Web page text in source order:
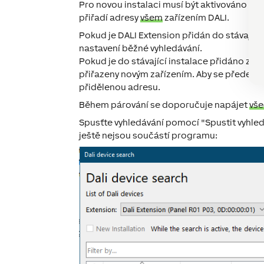
Pro novou instalaci musí být aktivováno
přiřadí adresyvšemzařízením DALI.
Pokud je DALI Extension přidán do stávající
nastavení běžné vyhledávání.
Pokud je do stávající instalace přidáno
přiřazeny novým zařízením. Aby se
přidělenou adresu.
Během párování se doporučuje napájet
Spusťte vyhledávání pomocí "Spustit
ještě nejsou součástí programu: